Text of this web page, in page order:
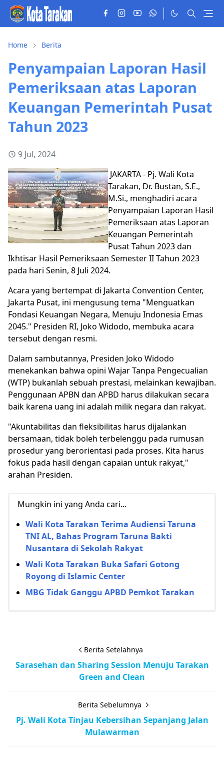
Home Berita
Penyampaian Laporan Hasil
Pemeriksaan atas Laporan
Keuangan Pemerintah Pusat
Tahun 2023
9 Jul, 2024
JAKARTA - Pj. Wali Kota
Tarakan, Dr. Bustan, S.E.,
M.Si., menghadiri acara
Penyampaian Laporan Hasil
Pemeriksaan atas Laporan
Keuangan Pemerintah
Pusat Tahun 2023 dan
Ikhtisar Hasil Pemeriksaan Semester II Tahun 2023
pada hari Senin, 8 Juli 2024.
Acara yang bertempat di Jakarta Convention Center,
Jakarta Pusat, ini mengusung tema "Menguatkan
Fondasi Keuangan Negara, Menuju Indonesia Emas
2045." Presiden RI, Joko Widodo, membuka acara
tersebut dengan resmi.
Dalam sambutannya, Presiden Joko Widodo
menekankan bahwa opini Wajar Tanpa Pengecualian
(WTP) bukanlah sebuah prestasi, melainkan kewajiban.
Penggunaan APBN dan APBD harus dilakukan secara
baik karena uang ini adalah milik negara dan rakyat.
"Akuntabilitas dan fleksibilitas harus dijalankan
bersamaan, tidak boleh terbelenggu pada rumusan
prosedur yang berorientasi pada proses. Kita harus
fokus pada hasil dengan capaian untuk rakyat,"
arahan Presiden.
Mungkin ini yang Anda cari...
Wali Kota Tarakan Terima Audiensi Taruna
TNI AL, Bahas Program Taruna Bakti
Nusantara di Sekolah Rakyat
Wali Kota Tarakan Buka Safari Gotong
Royong di Islamic Center
MBG Tidak Ganggu APBD Pemkot Tarakan
Berita Setelahnya
Sarasehan dan Sharing Session Menuju Tarakan
Green and Clean
Berita Sebelumnya
Pj. Wali Kota Tinjau Kebersihan Sepanjang Jalan
Mulawarman